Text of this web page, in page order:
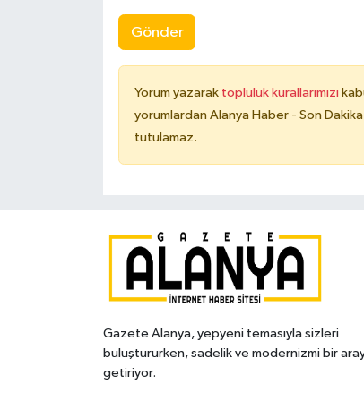
Gönder
Yorum yazarak topluluk kurallarımızı
yorumlardan Alanya Haber - Son
tutulamaz.
Gazete Alanya, yepyeni temasıyla sizleri
buluştururken, sadelik ve modernizmi bir
getiriyor.